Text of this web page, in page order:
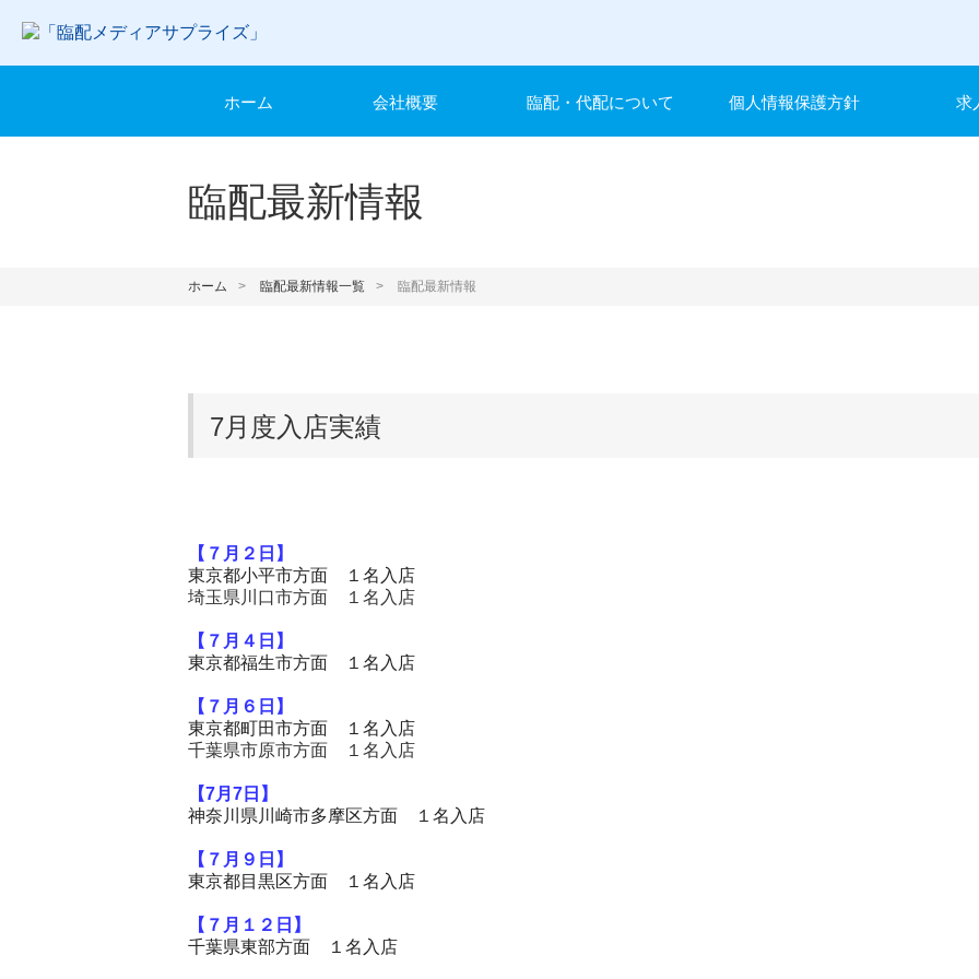
ホーム 会社概要 臨配・代配について 個人情報保護方針 求
臨配最新情報
ホーム 臨配最新情報一覧 臨配最新情報
7月度入店実績
【７月２ 日】
東京都小平市方面 １名入店
埼玉県川口市方面 １名入店
【７月４ 日】
東京都福生市方面 １名入店
【７月６ 日】
東京都町田市方面 １名入店
千葉県市原市方面 １名入店
【7月7日】
神奈川県川崎市多摩区方面 １名入店
【７月９ 日】
東京都目黒区方面 １名入店
【７月１２ 日】
千葉県東部方面 １名入店